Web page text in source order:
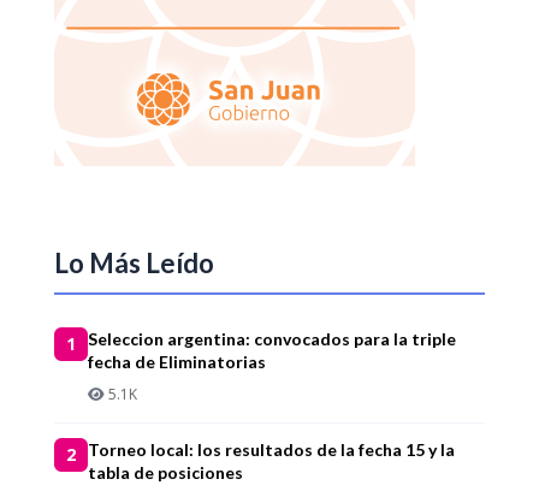
Lo Más Leído
1
Seleccion argentina: convocados para la triple
fecha de Eliminatorias
5.1K
2
Torneo local: los resultados de la fecha 15 y la
tabla de posiciones